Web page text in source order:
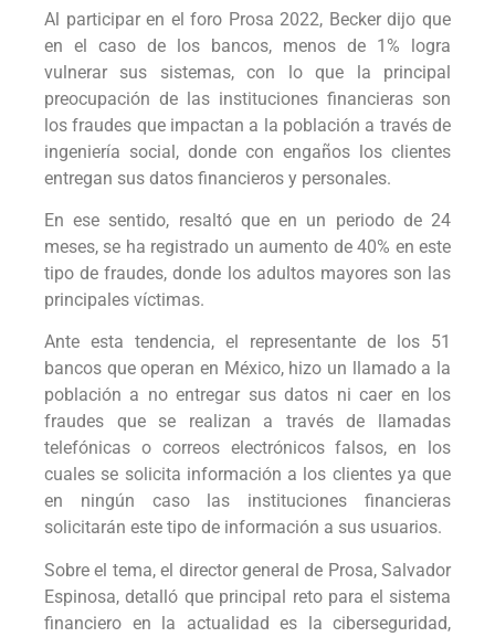
Al participar en el foro Prosa 2022, Becker dijo que
en el caso de los bancos, menos de 1% logra
vulnerar sus sistemas, con lo que la principal
preocupación de las instituciones financieras son
los fraudes que impactan a la población a través de
ingeniería social, donde con engaños los clientes
entregan sus datos financieros y personales.
En ese sentido, resaltó que en un periodo de 24
meses, se ha registrado un aumento de 40% en este
tipo de fraudes, donde los adultos mayores son las
principales víctimas.
Ante esta tendencia, el representante de los 51
bancos que operan en México, hizo un llamado a la
población a no entregar sus datos ni caer en los
fraudes que se realizan a través de llamadas
telefónicas o correos electrónicos falsos, en los
cuales se solicita información a los clientes ya que
en ningún caso las instituciones financieras
solicitarán este tipo de información a sus usuarios.
Sobre el tema, el director general de Prosa, Salvador
Espinosa, detalló que principal reto para el sistema
financiero en la actualidad es la ciberseguridad,